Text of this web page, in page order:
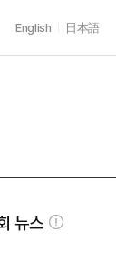
English 日本語
뉴스